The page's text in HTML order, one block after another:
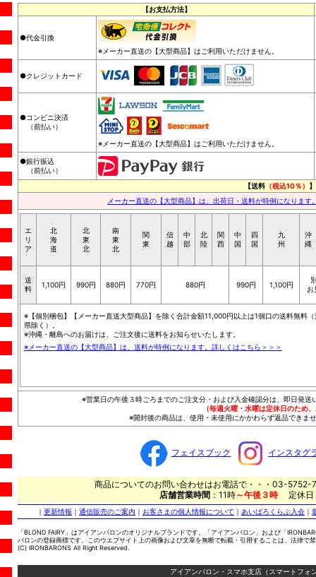
【お支払方法】
●代金引換
※メーカー直送の【大型商品】はご利用いただけません。
●クレジットカード
●コンビニ決済
（前払い）
※メーカー直送の【大型商品】はご利用いただけません。
●銀行振込
（前払い）
【送料 （税込10％） 】
メーカー直送の【大型商品】は、出荷日・送料が特例になりま
エ
リ
ア
北
海
道
北
東
北
南
東
北
関
東
信
越
中
部
北
陸
関
西
中
国
四
国
九
州
沖
縄
送
料
1,100円 990円 880円 770円 880円 990円 1,100円
お
※【個別梱包】【メーカー直送大型商品】を除く合計金額11,000円以上は1個口の送料無料（
県除く）。
※沖縄・離島へのお届けは、ご注文後に送料をお知らせいたします。
※メーカー直送の【大型商品】は、送料が特例になります。詳しくはこちら＞＞＞
※営業日の午後３時ごろまでのご注文分・および入金確認分は、即日発
（毎週火曜・水曜は定休日のため
※開封後の商品は、使用・未使用にかかわらず返品できま
フェイスブック インスタグ
商品についてのお問い合わせはお電話で・・・03-5752-
店舗営業時間 ：11時～午後３時 定休
｜ 更新情報 ｜ 通信販売のご案内 ｜ お客さまの個人情報について ｜ あいばろくらぶ入会 ｜
「BLOND FAIRY」はアイアンバロンのオリジナルブランドです。「アイアンバロン」および「
バロンの登録商標です。このウエブサイト上の画像および文章を無断で転載・引用することは、法律で
(C) IRONBARONS All Right Reserved.
アイアンバロン・スマホ支店（スマートフォ